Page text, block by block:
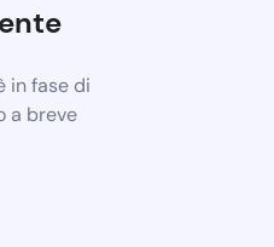
in fase di
a breve